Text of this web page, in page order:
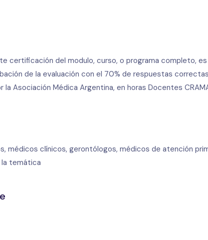
certificación del modulo, curso, o programa completo, es
de la evaluación con el 70% de respuestas
Asociación Médica Argentina, en horas Docentes
médicos clínicos, gerontólogos, médicos de atención
la temática